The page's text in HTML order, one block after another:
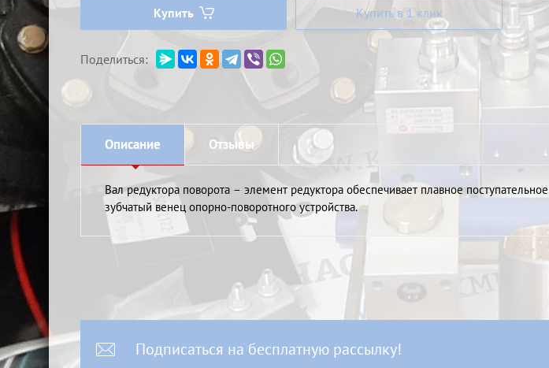
Купить Купить в 1 клик
Поделиться:
Описание Отзывы
Вал редуктора поворота – элемент редуктора обеспечивает плавное
зубчатый венец опорно-поворотного устройства.
Подписаться на бесплатную рассылку!